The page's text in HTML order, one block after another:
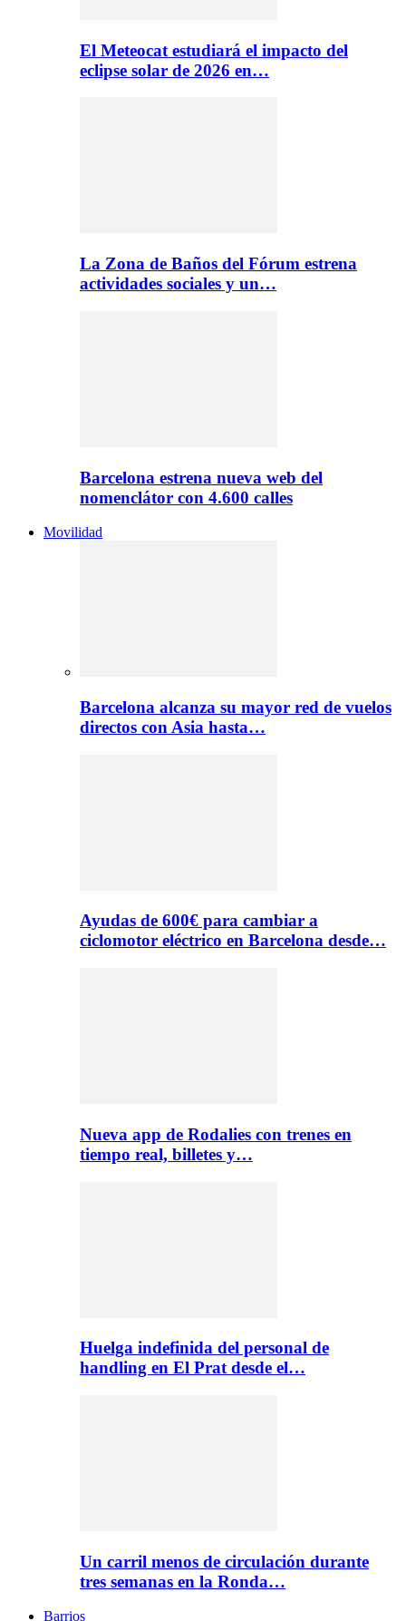
El Meteocat estudiará el impacto del
eclipse solar de 2026 en…
La Zona de Baños del Fórum estrena
actividades sociales y un…
Barcelona estrena nueva web del
nomenclátor con 4.600 calles
Movilidad
Barcelona alcanza su mayor red de vuelos
directos con Asia hasta…
Ayudas de 600€ para cambiar a
ciclomotor eléctrico en Barcelona desde…
Nueva app de Rodalies con trenes en
tiempo real, billetes y…
Huelga indefinida del personal de
handling en El Prat desde el…
Un carril menos de circulación durante
tres semanas en la Ronda…
Barrios